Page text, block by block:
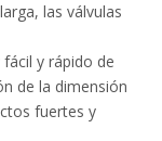
las válvulas
y rápido de
de la dimensión
fuertes y